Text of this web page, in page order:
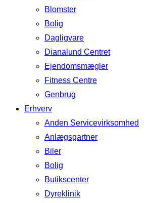
Blomster
Bolig
Dagligvare
Dianalund Centret
Ejendomsmægler
Fitness Centre
Genbrug
Erhverv
Anden Servicevirksomhed
Anlægsgartner
Biler
Bolig
Butikscenter
Dyreklinik